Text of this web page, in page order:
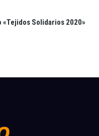
«Tejidos Solidarios 2020»